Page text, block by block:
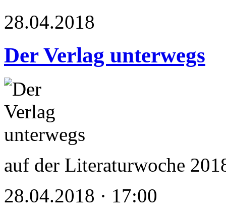
28.04.2018
Der Verlag unterwegs
auf der Literaturwoche
28.04.2018 · 17:00